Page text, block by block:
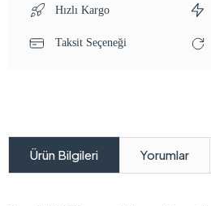
Hızlı Kargo
Taksit Seçeneği
Ürün Bilgileri Yorumlar